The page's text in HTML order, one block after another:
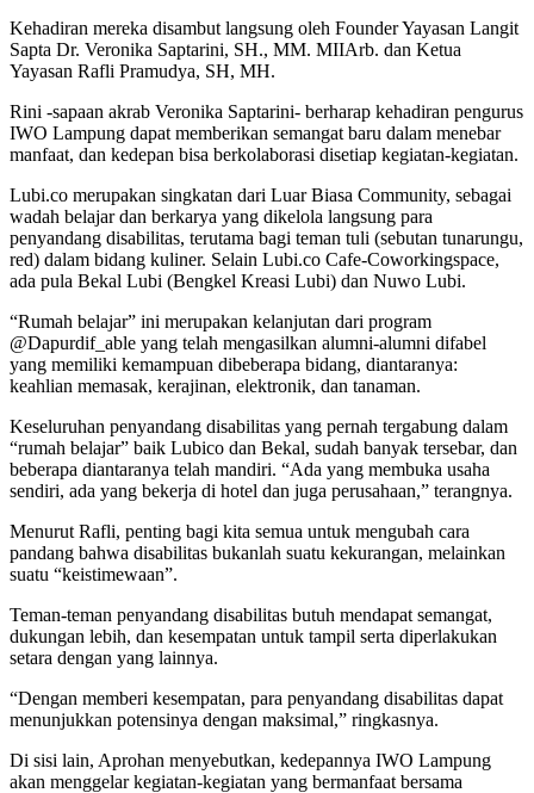
Kehadiran mereka disambut langsung oleh Founder Yayasan Langit
Sapta Dr. Veronika Saptarini, SH., MM. MIIArb. dan Ketua
Yayasan Rafli Pramudya, SH, MH.
Rini -sapaan akrab Veronika Saptarini- berharap kehadiran pengurus
IWO Lampung dapat memberikan semangat baru dalam menebar
manfaat, dan kedepan bisa berkolaborasi disetiap kegiatan-kegiatan.
Lubi.co merupakan singkatan dari Luar Biasa Community, sebagai
wadah belajar dan berkarya yang dikelola langsung para
penyandang disabilitas, terutama bagi teman tuli (sebutan tunarungu,
red) dalam bidang kuliner. Selain Lubi.co Cafe-Coworkingspace,
ada pula Bekal Lubi (Bengkel Kreasi Lubi) dan Nuwo Lubi.
“Rumah belajar” ini merupakan kelanjutan dari program
@Dapurdif_able yang telah mengasilkan alumni-alumni difabel
yang memiliki kemampuan dibeberapa bidang, diantaranya:
keahlian memasak, kerajinan, elektronik, dan tanaman.
Keseluruhan penyandang disabilitas yang pernah tergabung dalam
“rumah belajar” baik Lubico dan Bekal, sudah banyak tersebar, dan
beberapa diantaranya telah mandiri. “Ada yang membuka usaha
sendiri, ada yang bekerja di hotel dan juga perusahaan,” terangnya.
Menurut Rafli, penting bagi kita semua untuk mengubah cara
pandang bahwa disabilitas bukanlah suatu kekurangan, melainkan
suatu “keistimewaan”.
Teman-teman penyandang disabilitas butuh mendapat semangat,
dukungan lebih, dan kesempatan untuk tampil serta diperlakukan
setara dengan yang lainnya.
“Dengan memberi kesempatan, para penyandang disabilitas dapat
menunjukkan potensinya dengan maksimal,” ringkasnya.
Di sisi lain, Aprohan menyebutkan, kedepannya IWO Lampung
akan menggelar kegiatan-kegiatan yang bermanfaat bersama